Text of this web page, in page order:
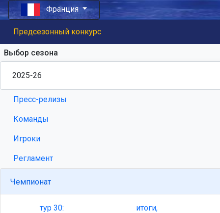
Франция
Предсезонный конкурс
Выбор сезона
Пресс-релизы
Команды
Игроки
Регламент
Чемпионат
тур 30:
итоги,